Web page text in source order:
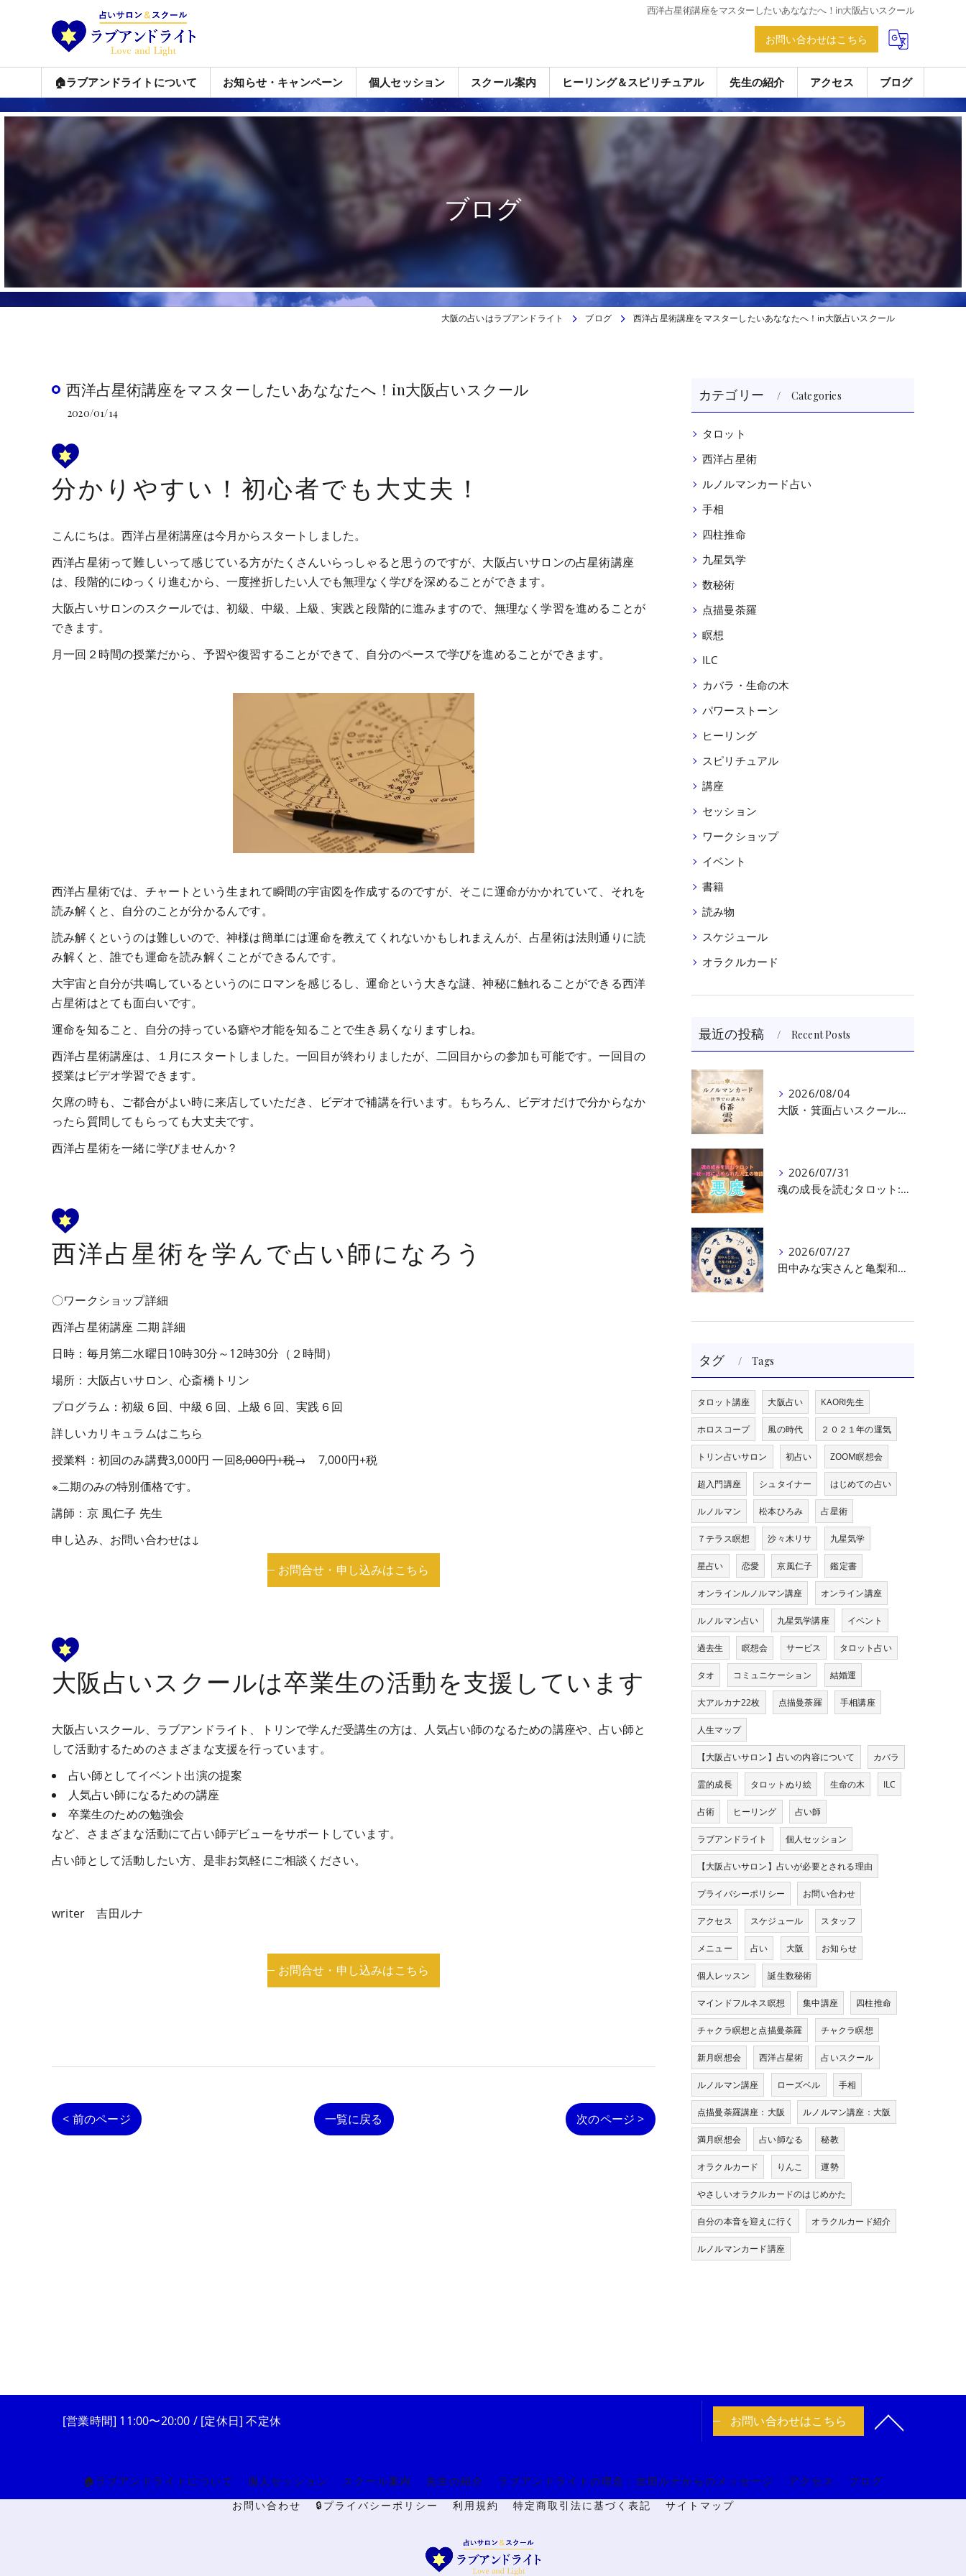
西洋占星術講座をマスターしたいあななたへ！in大阪占いスクール
お問い合わせはこちら
🏠ラブアンドライトについて お知らせ・キャンペーン 個人セッション スクール案内 ヒーリング＆スピリチュアル 先生の紹介 アクセス ブログ
ブログ
大阪の占いはラブアンドライト ブログ 西洋占星術講座をマスターしたいあななたへ！in大阪占いスクール
西洋占星術講座をマスターしたいあななたへ！in大阪占いスクール
2020/01/14
分かりやすい！初心者でも大丈夫！
こんにちは。西洋占星術講座は今月からスタートしました。
西洋占星術って難しいって感じている方がたくさんいらっしゃると思うのですが、大阪占いサロンの占星術講座
は、段階的にゆっくり進むから、一度挫折したい人でも無理なく学びを深めることができます。
大阪占いサロンのスクールでは、初級、中級、上級、実践と段階的に進みますので、無理なく学習を進めることが
できます。
月一回２時間の授業だから、予習や復習することができて、自分のペースで学びを進めることができます。
西洋占星術では、チャートという生まれて瞬間の宇宙図を作成するのですが、そこに運命がかかれていて、それを
読み解くと、自分のことが分かるんです。
読み解くというのは難しいので、神様は簡単には運命を教えてくれないかもしれまえんが、占星術は法則通りに読
み解くと、誰でも運命を読み解くことができるんです。
大宇宙と自分が共鳴しているというのにロマンを感じるし、運命という大きな謎、神秘に触れることができる西洋
占星術はとても面白いです。
運命を知ること、自分の持っている癖や才能を知ることで生き易くなりますしね。
西洋占星術講座は、１月にスタートしました。一回目が終わりましたが、二回目からの参加も可能です。一回目の
授業はビデオ学習できます。
欠席の時も、ご都合がよい時に来店していただき、ビデオで補講を行います。もちろん、ビデオだけで分からなか
ったら質問してもらっても大丈夫です。
西洋占星術を一緒に学びませんか？
西洋占星術を学んで占い師になろう
〇ワークショップ詳細
西洋占星術講座 二期 詳細
日時：毎月第二水曜日10時30分～12時30分（２時間）
場所：大阪占いサロン、心斎橋トリン
プログラム：初級６回、中級６回、上級６回、実践６回
詳しいカリキュラムはこちら
授業料：初回のみ講費3,000円 一回8,000円+税→ 7,000円+税
※二期のみの特別価格です。
講師：京 風仁子 先生
申し込み、お問い合わせは↓
お問合せ・申し込みはこちら
大阪占いスクールは卒業生の活動を支援しています
大阪占いスクール、ラブアンドライト、トリンで学んだ受講生の方は、人気占い師のなるための講座や、占い師と
して活動するためのさまざまな支援を行っています。
占い師としてイベント出演の提案
人気占い師になるための講座
卒業生のための勉強会
など、さまざまな活動にて占い師デビューをサポートしています。
占い師として活動したい方、是非お気軽にご相談ください。
writer 吉田ルナ
お問合せ・申し込みはこちら
< 前のページ 一覧に戻る 次のページ >
カテゴリー Categories
タロット
西洋占星術
ルノルマンカード占い
手相
四柱推命
九星気学
数秘術
点描曼荼羅
瞑想
ILC
カバラ・生命の木
パワーストーン
ヒーリング
スピリチュアル
講座
セッション
ワークショップ
イベント
書籍
読み物
スケジュール
オラクルカード
最近の投稿 Recent Posts
2026/08/04
大阪・箕面占いスクール 原 史恵 | ルノルマンカード読み方のコツ「雲」 仕事をテーマに占った場合
2026/07/31
魂の成長を読むタロット:悪魔（第十七回目）｜大阪・箕面占いスクールラブアンドライト
2026/07/27
田中みな実さんと亀梨和也さんの相性を読む｜大阪・箕面占いスクールラブアンドライト
タグ Tags
タロット講座 大阪占い KAORI先生
ホロスコープ 風の時代 ２０２１年の運気
トリン占いサロン 初占い ZOOM瞑想会
超入門講座 シュタイナー はじめての占い
ルノルマン 松本ひろみ 占星術
７テラス瞑想 沙々木リサ 九星気学
星占い 恋愛 京風仁子 鑑定書
オンラインルノルマン講座 オンライン講座
ルノルマン占い 九星気学講座 イベント
過去生 瞑想会 サービス タロット占い
タオ コミュニケーション 結婚運
大アルカナ22枚 点描曼荼羅 手相講座
人生マップ
【大阪占いサロン】占いの内容について カバラ
霊的成長 タロットぬり絵 生命の木 ILC
占術 ヒーリング 占い師
ラブアンドライト 個人セッション
【大阪占いサロン】占いが必要とされる理由
プライバシーポリシー お問い合わせ
アクセス スケジュール スタッフ
メニュー 占い 大阪 お知らせ
個人レッスン 誕生数秘術
マインドフルネス瞑想 集中講座 四柱推命
チャクラ瞑想と点描曼荼羅 チャクラ瞑想
新月瞑想会 西洋占星術 占いスクール
ルノルマン講座 ローズベル 手相
点描曼荼羅講座：大阪 ルノルマン講座：大阪
満月瞑想会 占い師なる 秘教
オラクルカード りんこ 運勢
やさしいオラクルカードのはじめかた
自分の本音を迎えに行く オラクルカード紹介
ルノルマンカード講座
[営業時間] 11:00〜20:00 / [定休日] 不定休 お問い合わせはこちら
🏠ラブアンドライトについて 個人セッション スクール案内 先生の紹介 ラブアンドライトの理念：吉田ルナからのメッセージ アクセス
ブログ
お問い合わせ
🔒プライバシーポリシー 利用規約 特定商取引法に基づく表記 サイトマップ